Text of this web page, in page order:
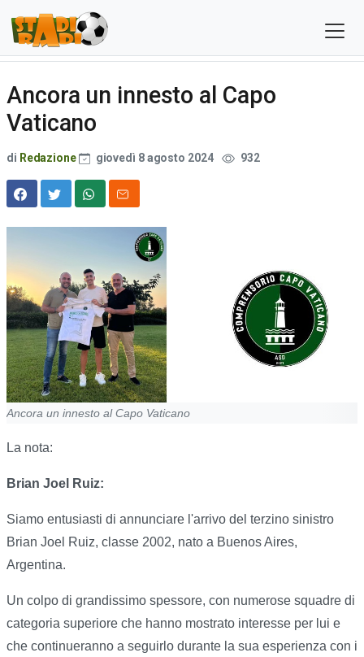
Ancora un innesto al Capo
Vaticano
di Redazione giovedì 8 agosto 2024 932
Ancora un innesto al Capo Vaticano
La nota:
Brian Joel Ruiz:
Siamo entusiasti di annunciare l'arrivo del terzino sinistro
Brian Joel Ruiz, classe 2002, nato a Buenos Aires,
Argentina.
Un colpo di grandissimo spessore, con numerose squadre di
categoria superiore che hanno mostrato interesse per lui e
che continueranno a seguirlo durante la sua esperienza con i